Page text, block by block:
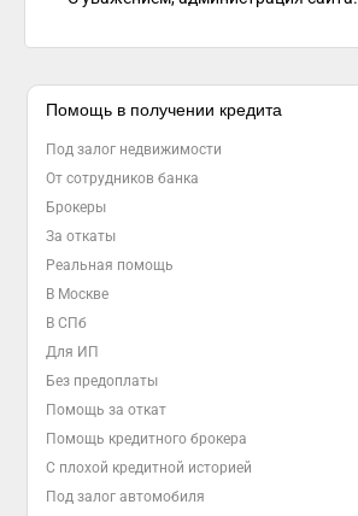
Помощь в получении кредита
Под залог недвижимости
От сотрудников банка
Брокеры
За откаты
Реальная помощь
В Москве
В СПб
Для ИП
Без предоплаты
Помощь за откат
Помощь кредитного брокера
С плохой кредитной историей
Под залог автомобиля